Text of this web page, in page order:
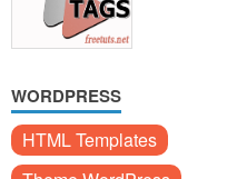
WORDPRESS
HTML Templates